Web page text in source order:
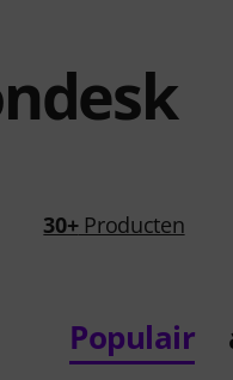
30+Producten
Populair